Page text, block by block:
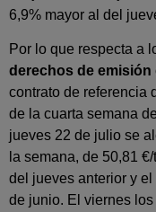
6,9% mayor al del
Por lo que respecta a
derechos de emisión
contrato de referencia
de la cuarta semana
jueves 22 de julio se
la semana, de 50,81
del jueves anterior y
de junio. El viernes